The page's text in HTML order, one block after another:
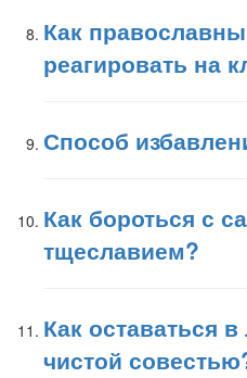
Как
реагировать на
Способ
Как бороться с
тщеславием?
Как оставаться
чистой